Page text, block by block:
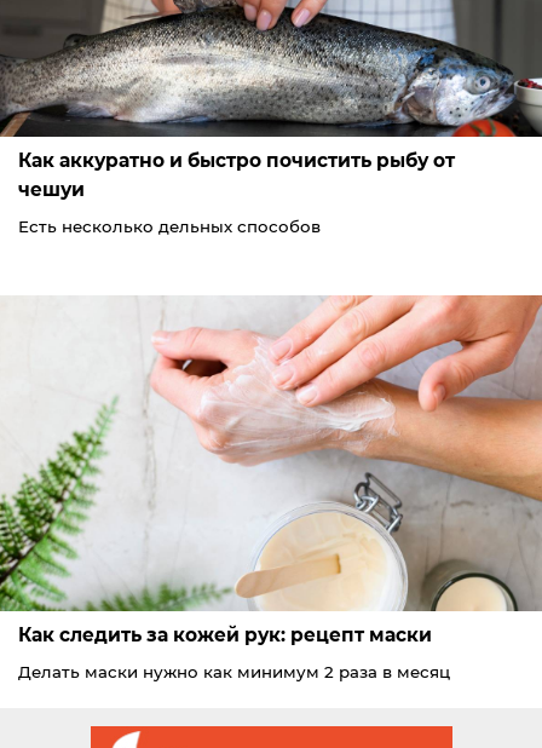
Как аккуратно и быстро почистить рыбу от
чешуи
Есть несколько дельных способов
Как следить за кожей рук: рецепт маски
Делать маски нужно как минимум 2 раза в месяц